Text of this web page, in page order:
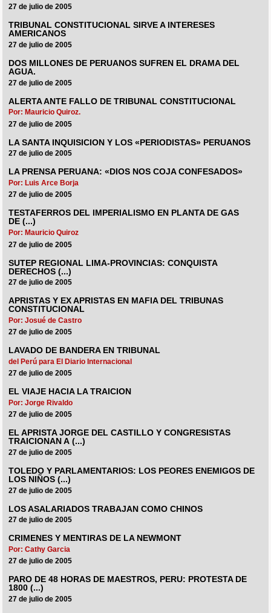
27 de julio de 2005
TRIBUNAL CONSTITUCIONAL SIRVE A INTERESES
AMERICANOS
27 de julio de 2005
DOS MILLONES DE PERUANOS SUFREN EL DRAMA DEL
AGUA.
27 de julio de 2005
ALERTA ANTE FALLO DE TRIBUNAL CONSTITUCIONAL
Por: Mauricio Quiroz.
27 de julio de 2005
LA SANTA INQUISICION Y LOS «PERIODISTAS» PERUANOS
27 de julio de 2005
LA PRENSA PERUANA: «DIOS NOS COJA CONFESADOS»
Por: Luis Arce Borja
27 de julio de 2005
TESTAFERROS DEL IMPERIALISMO EN PLANTA DE GAS
DE (...)
Por: Mauricio Quiroz
27 de julio de 2005
SUTEP REGIONAL LIMA-PROVINCIAS: CONQUISTA
DERECHOS (...)
27 de julio de 2005
APRISTAS Y EX APRISTAS EN MAFIA DEL TRIBUNAS
CONSTITUCIONAL
Por: Josué de Castro
27 de julio de 2005
LAVADO DE BANDERA EN TRIBUNAL
del Perú para El Diario Internacional
27 de julio de 2005
EL VIAJE HACIA LA TRAICION
Por: Jorge Rivaldo
27 de julio de 2005
EL APRISTA JORGE DEL CASTILLO Y CONGRESISTAS
TRAICIONAN A (...)
27 de julio de 2005
TOLEDO Y PARLAMENTARIOS: LOS PEORES ENEMIGOS DE
LOS NIÑOS (...)
27 de julio de 2005
LOS ASALARIADOS TRABAJAN COMO CHINOS
27 de julio de 2005
CRIMENES Y MENTIRAS DE LA NEWMONT
Por: Cathy Garcia
27 de julio de 2005
PARO DE 48 HORAS DE MAESTROS, PERU: PROTESTA DE
1800 (...)
27 de julio de 2005